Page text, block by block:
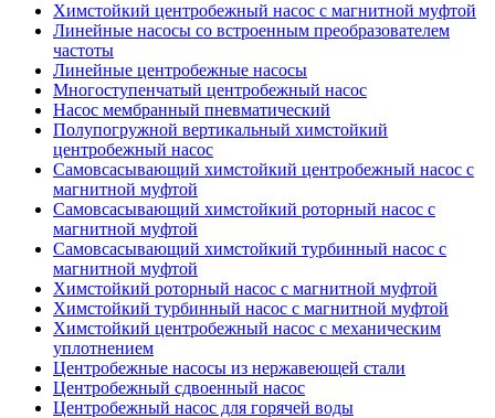
Химстойкий центробежный насос с магнитной муфтой
Линейные насосы со встроенным преобразователем
частоты
Линейные центробежные насосы
Многоступенчатый центробежный насос
Насос мембранный пневматический
Полупогружной вертикальный химстойкий
центробежный насос
Самовсасывающий химстойкий центробежный насос с
магнитной муфтой
Самовсасывающий химстойкий роторный насос с
магнитной муфтой
Самовсасывающий химстойкий турбинный насос с
магнитной муфтой
Химстойкий роторный насос с магнитной муфтой
Химстойкий турбинный насос с магнитной муфтой
Химстойкий центробежный насос с механическим
уплотнением
Центробежные насосы из нержавеющей стали
Центробежный cдвоенный насос
Центробежный насос для горячей воды